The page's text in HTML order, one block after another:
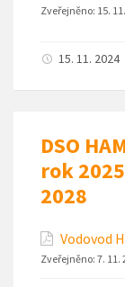
Zveřejněno: 15.
15. 11. 2024
DSO
rok
2028
Vodovod
Zveřejněno: 7. 11.